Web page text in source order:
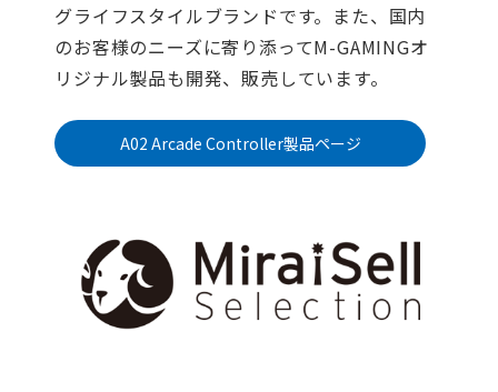
グライフスタイルブランドです。また、国内
のお客様のニーズに寄り添ってM-GAMINGオ
リジナル製品も開発、販売しています。
A02 Arcade Controller製品ページ